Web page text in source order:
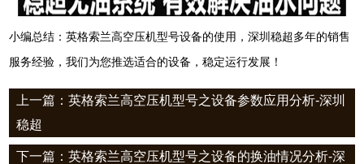
小编总结：英格索兰高空压机型号设备的使用，深圳稳超多年的销售
服务经验，我们为您推选适合的设备，稳定运行发展！
上一篇：英格索兰高空压机型号之设备参数应用分析-深圳
稳超
下一篇：英格索兰高空压机型号之设备的换油情况分析-深